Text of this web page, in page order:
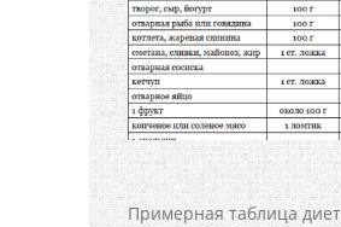
Примерная таблица